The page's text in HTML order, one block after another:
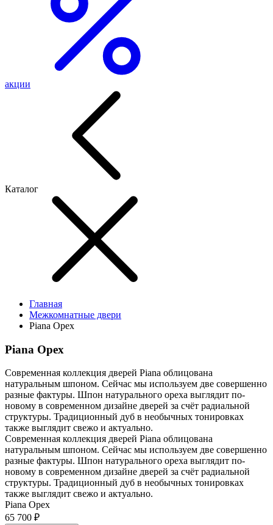
акции
Каталог
Главная
Межкомнатные двери
Piana Орех
Piana Орех
Современная коллекция дверей Piana облицована
натуральным шпоном. Сейчас мы используем две совершенно
разные фактуры. Шпон натурального ореха выглядит по-
новому в современном дизайне дверей за счёт радиальной
структуры. Традиционный дуб в необычных тонировках
также выглядит свежо и актуально.
Современная коллекция дверей Piana облицована
натуральным шпоном. Сейчас мы используем две совершенно
разные фактуры. Шпон натурального ореха выглядит по-
новому в современном дизайне дверей за счёт радиальной
структуры. Традиционный дуб в необычных тонировках
также выглядит свежо и актуально.
Piana Орех
65 700 ₽